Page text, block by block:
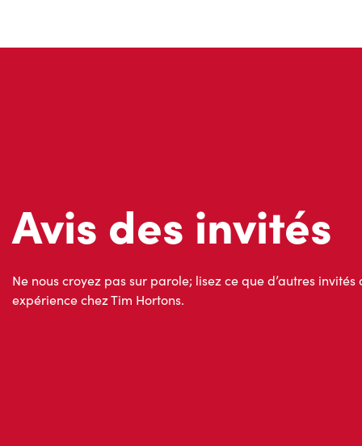
Avis des invités
Ne nous croyez pas sur parole; lisez ce que d’autres
expérience chez Tim Hortons.